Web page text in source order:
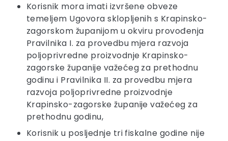
Korisnik mora imati izvršene obveze
temeljem Ugovora sklopljenih s Krapinsko-
zagorskom županijom u okviru provođenja
Pravilnika I. za provedbu mjera razvoja
poljoprivredne proizvodnje Krapinsko-
zagorske županije važećeg za prethodnu
godinu i Pravilnika II. za provedbu mjera
razvoja poljoprivredne proizvodnje
Krapinsko-zagorske županije važećeg za
prethodnu godinu,
Korisnik u posljednje tri fiskalne godine nije